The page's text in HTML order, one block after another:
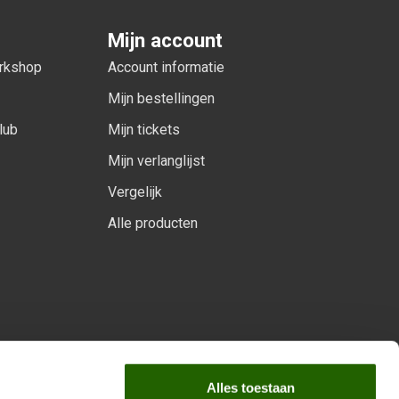
Alles toestaan
Mijn account
Account informatie
Mijn bestellingen
Mijn tickets
Mijn verlanglijst
Vergelijk
Alle producten